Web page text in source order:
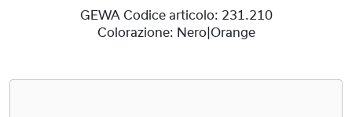
GEWA Codice articolo: 231.210
Colorazione: Nero|Orange